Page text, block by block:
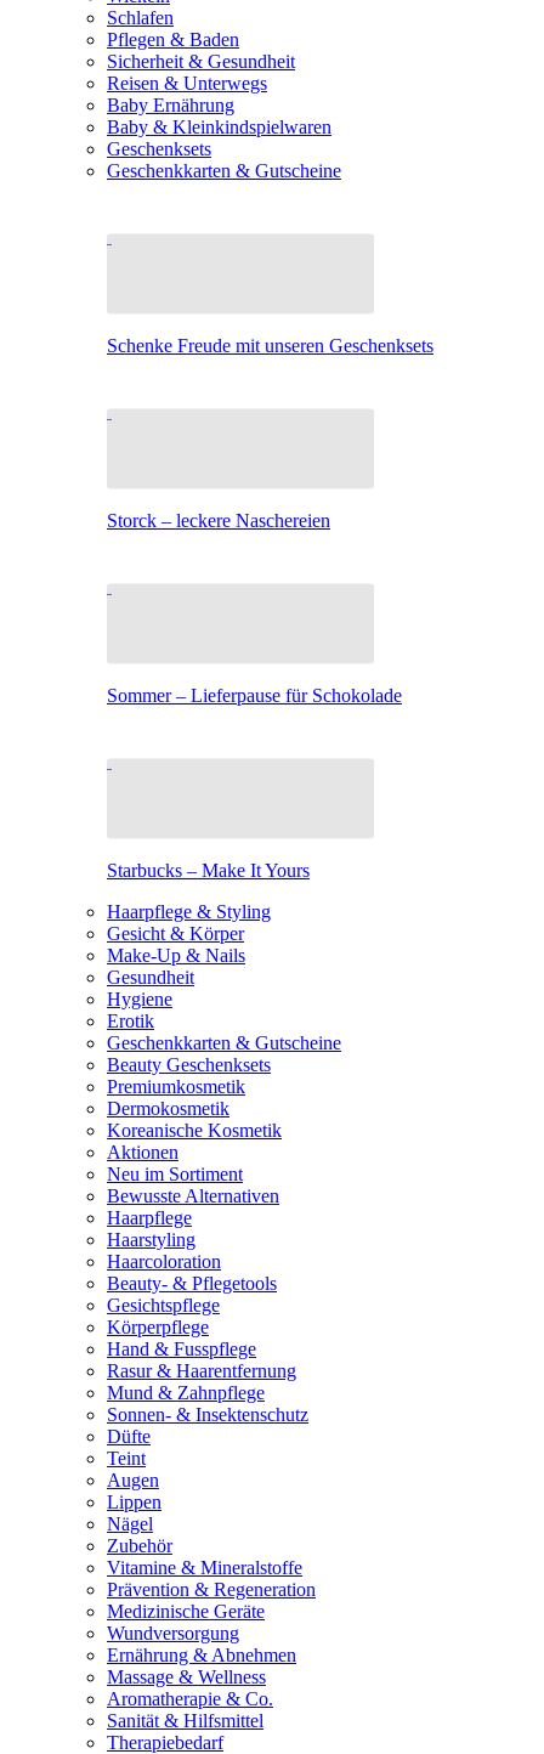
Schlafen
Pflegen & Baden
Sicherheit & Gesundheit
Reisen & Unterwegs
Baby Ernährung
Baby & Kleinkindspielwaren
Geschenksets
Geschenkkarten & Gutscheine
Schenke Freude mit unseren Geschenksets
Storck – leckere Naschereien
Sommer – Lieferpause für Schokolade
Starbucks – Make It Yours
Haarpflege & Styling
Gesicht & Körper
Make-Up & Nails
Gesundheit
Hygiene
Erotik
Geschenkkarten & Gutscheine
Beauty Geschenksets
Premiumkosmetik
Dermokosmetik
Koreanische Kosmetik
Aktionen
Neu im Sortiment
Bewusste Alternativen
Haarpflege
Haarstyling
Haarcoloration
Beauty- & Pflegetools
Gesichtspflege
Körperpflege
Hand & Fusspflege
Rasur & Haarentfernung
Mund & Zahnpflege
Sonnen- & Insektenschutz
Düfte
Teint
Augen
Lippen
Nägel
Zubehör
Vitamine & Mineralstoffe
Prävention & Regeneration
Medizinische Geräte
Wundversorgung
Ernährung & Abnehmen
Massage & Wellness
Aromatherapie & Co.
Sanität & Hilfsmittel
Therapiebedarf